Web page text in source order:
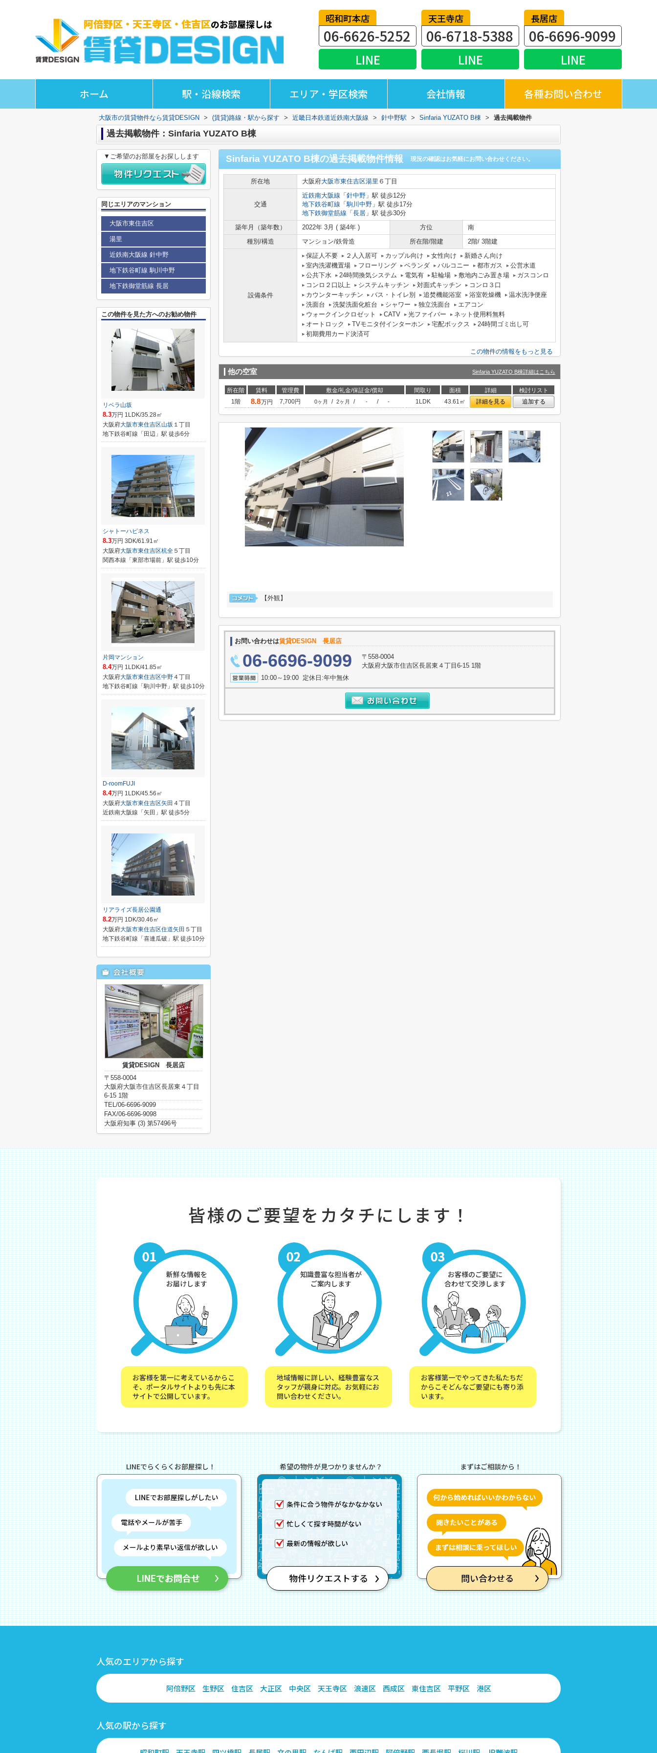
昭和町本店
06-6626-5252
LINE
天王寺店
06-6718-5388
LINE
長居店
06-6696-9099
LINE
ホーム 駅・沿線検索 エリア・学区検索 会社情報 各種お問い合わせ
大阪市の賃貸物件なら賃貸DESIGN > (賃貸)路線・駅から探す > 近畿日本鉄道近鉄南大阪線 > 針中野駅 > Sinfaria YUZATO B棟 > 過去掲載物件
過去掲載物件：Sinfaria YUZATO B棟
Sinfaria YUZATO B棟の過去掲載物件情報 現況の確認はお気軽にお問い合わせください。
所在地 大阪府大阪市東住吉区湯里 ６丁目
交通
近鉄南大阪線 「 針中野 」駅 徒歩12分
地下鉄谷町線 「駒川中野 」駅 徒歩17分
地下鉄御堂筋線 「 長居 」駅 徒歩30分
築年月（築年数）
2022年 3月 ( 築4年 ) 方位
南
種別/構造
マンション/鉄骨造 所在階/階建 2階/ 3階建
設備条件
保証人不要 ２人入居可 カップル向け 女性向け
新婚さん向け
室内洗濯機置場
フローリング ベランダ バルコニー 都市ガス
公営水道
公共下水
24時間換気システム 電気有 駐輪場 敷地内ごみ置き場
ガスコンロ
コンロ２口以上
システムキッチン 対面式キッチン
コンロ３口
カウンターキッチン
バス・トイレ別 追焚機能浴室 浴室乾燥機
温水洗浄便座
洗面台
洗髪洗面化粧台 シャワー 独立洗面台
エアコン
ウォークインクロゼット
CATV 光ファイバー
ネット使用料無料
オートロック
TVモニタ付インターホン 宅配ボックス
24時間ゴミ出し可
初期費用カード決済可
この物件の情報をもっと見る
他の空室 Sinfaria YUZATO B棟詳細はこちら
所在階 賃料 管理費 敷金/礼金/保証金/償却 間取り 面積 詳細
検討リスト
1階
8.8万円 7,700円 0ヶ月 / 2ヶ月 / - / - 1LDK 43.61㎡ 詳細を見る 追加する
【外観】
お問い合わせは賃貸DESIGN 長居店
06-6696-9099
〒558-0004
大阪府大阪市住吉区長居東４丁目6-15 1階
10:00～19:00 定休日:年中無休
▼ご希望のお部屋をお探しします
同じエリアのマンション
大阪市東住吉区
湯里
近鉄南大阪線 針中野
地下鉄谷町線 駒川中野
地下鉄御堂筋線 長居
この物件を見た方へのお勧め物件
リベラ山坂
8.3万円 1LDK/35.28㎡
大阪府大阪市東住吉区山坂 １丁目
地下鉄谷町線「田辺」駅 徒歩6分
シャトーハピネス
8.3万円 3DK/61.91㎡
大阪府大阪市東住吉区杭全 ５丁目
関西本線「東部市場前」駅 徒歩10分
片岡マンション
8.4万円 1LDK/41.85㎡
大阪府大阪市東住吉区中野４丁目
地下鉄谷町線「駒川中野」駅 徒歩10分
D-roomFUJI
8.4万円 1LDK/45.56㎡
大阪府大阪市東住吉区矢田 ４丁目
近鉄南大阪線「矢田」駅 徒歩5分
リアライズ長居公園通
8.2万円 1DK/30.46㎡
大阪府大阪市東住吉区住道矢田 ５丁目
地下鉄谷町線「喜連瓜破」駅 徒歩10分
賃貸DESIGN 長居店
〒558-0004
大阪府大阪市住吉区長居東４丁目
6-15 1階
TEL/06-6696-9099
FAX/06-6696-9098
大阪府知事 (3) 第57496号
皆様のご要望をカタチにします！
新鮮な情報を
お届けします
お客様を第一に考えているからこ
そ、ポータルサイトよりも先に本
サイトで公開しています。
知識豊富な担当者が
ご案内します
地域情報に詳しい、経験豊富なス
タッフが親身に対応。お気軽にお
問い合わせください。
お客様のご要望に
合わせて交渉します
お客様第一でやってきた私たちだ
からこそどんなご要望にも寄り添
います。
LINEでらくらくお部屋探し！ 希望の物件が見つかりませんか？ まずはご相談から！
人気のエリアから探す
阿倍野区 生野区 住吉区 大正区 中央区 天王寺区 浪速区 西成区 東住吉区 平野区 港区
人気の駅から探す